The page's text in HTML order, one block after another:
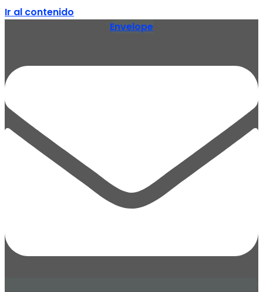
Ir al contenido
Envelope